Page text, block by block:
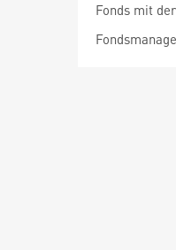
Fonds mit